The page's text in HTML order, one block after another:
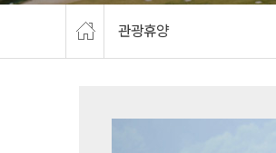
관광휴양